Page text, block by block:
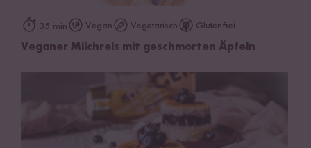
35 min Vegan Vegetarisch Glutenfrei
Veganer Milchreis mit geschmorten Äpfeln